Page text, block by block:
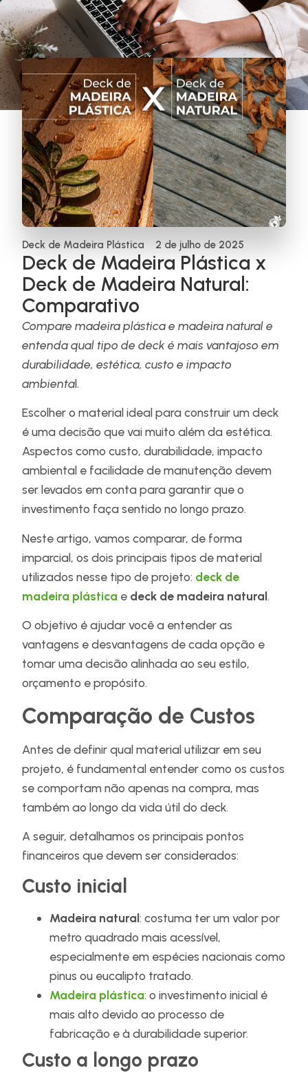
Deck de Madeira Plástica 2 de julho de 2025
Deck de Madeira Plástica x
Deck de Madeira Natural:
Comparativo
Compare madeira plástica e madeira natural e
entenda qual tipo de deck é mais vantajoso em
durabilidade, estética, custo e impacto
ambiental.
Escolher o material ideal para construir um deck
é uma decisão que vai muito além da estética.
Aspectos como custo, durabilidade, impacto
ambiental e facilidade de manutenção devem
ser levados em conta para garantir que o
investimento faça sentido no longo prazo.
Neste artigo, vamos comparar, de forma
imparcial, os dois principais tipos de material
utilizados nesse tipo de projeto: deck de
madeira plástica e deck de madeira natural.
O objetivo é ajudar você a entender as
vantagens e desvantagens de cada opção e
tomar uma decisão alinhada ao seu estilo,
orçamento e propósito.
Comparação de Custos
Antes de definir qual material utilizar em seu
projeto, é fundamental entender como os custos
se comportam não apenas na compra, mas
também ao longo da vida útil do deck.
A seguir, detalhamos os principais pontos
financeiros que devem ser considerados:
Custo inicial
Madeira natural: costuma ter um valor por
metro quadrado mais acessível,
especialmente em espécies nacionais como
pinus ou eucalipto tratado.
Madeira plástica: o investimento inicial é
mais alto devido ao processo de
fabricação e à durabilidade superior.
Custo a longo prazo